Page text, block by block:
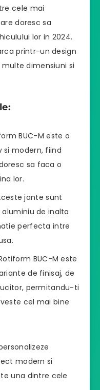
cele mai
doresc sa
lor in 2024.
printr-un design
dimensiuni si
BUC-M este o
si modern, fiind
sa faca o
lor.
jante sunt
de inalta
perfecta intre
BUC-M este
de finisaj, de
permitandu-ti
cel mai bine
modern si
una dintre cele